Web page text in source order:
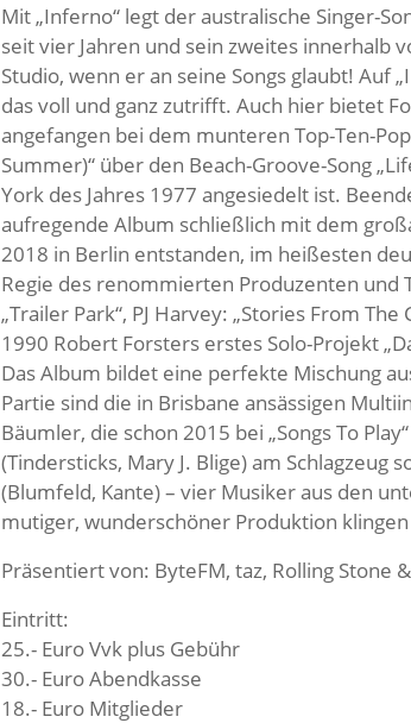
Mit „Inferno“ legt der australische Singer-
seit vier Jahren und sein zweites innerhalb
Studio, wenn er an seine Songs glaubt! Auf
das voll und ganz zutrifft. Auch hier bietet
angefangen bei dem munteren Top-Ten-
Summer)“ über den Beach-Groove-Song
York des Jahres 1977 angesiedelt ist.
aufregende Album schließlich mit dem
2018 in Berlin entstanden, im heißesten
Regie des renommierten Produzenten und
„Trailer Park“, PJ Harvey: „Stories From
1990 Robert Forsters erstes Solo-Projekt
Das Album bildet eine perfekte Mischung
Partie sind die in Brisbane ansässigen
Bäumler, die schon 2015 bei „Songs To
(Tindersticks, Mary J. Blige) am Schlagzeug
(Blumfeld, Kante) – vier Musiker aus den
mutiger, wunderschöner Produktion
Präsentiert von: ByteFM, taz, Rolling Stone
Eintritt:
25.- Euro Vvk plus Gebühr
30.- Euro Abendkasse
18.- Euro Mitglieder